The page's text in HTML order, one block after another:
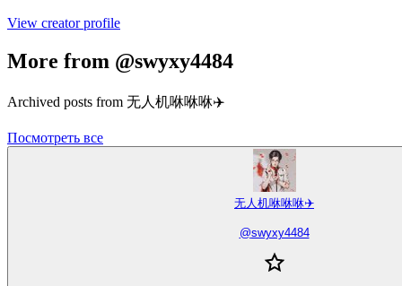
View creator profile
More from @swyxy4484
Archived posts from 无人机咻咻咻✈️
Посмотреть все
无人机咻咻咻✈️
@swyxy4484